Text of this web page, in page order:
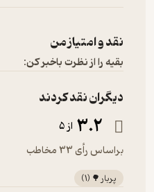
نقد و امتیاز من
بقیه را از نظرت باخبر کن:
دیگران نقد کردند
3.2 از 5
براساس رأی 33 مخاطب
پربار 🌳 (
1
)